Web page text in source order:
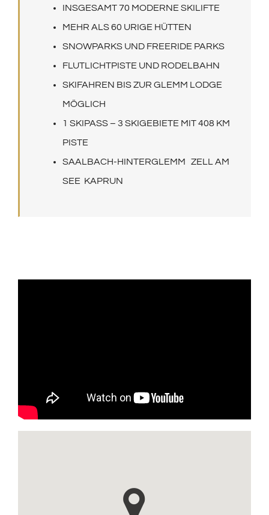
INSGESAMT 70 MODERNE SKILIFTE
MEHR ALS 60 URIGE HÜTTEN
SNOWPARKS UND FREERIDE PARKS
FLUTLICHTPISTE UND RODELBAHN
SKIFAHREN BIS ZUR GLEMM LODGE
MÖGLICH
1 SKIPASS – 3 SKIGEBIETE MIT 408 KM
PISTE
SAALBACH-HINTERGLEMM ZELL AM
SEE KAPRUN